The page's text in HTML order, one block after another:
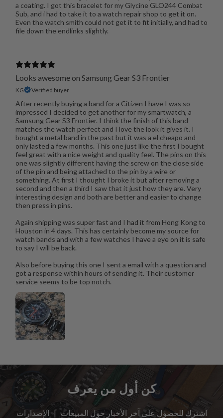
a coating. I got this bracelet for my Glycine GLO244 Combat
Sub, and i had to take it to a watch repair shop to get it on.
Even the watch smith could not get it to fit initially, and had to
file down the endlinks slightly.
Looks awesome on Samsung Gear S3 Frontier
KG Verified buyer
After recently buying a band for a Citizen I have I was so
impressed I decided to get another for my smartwatch, a
Samsung Gear S3 Frontier. I think the finish of this band
matches the watch perfect and I love the look it gives it. I
bought a metal band in the past but it was a el cheapo and
only lasted a few months. This one just like the first I bought
feel great with a nice weight and quality feel. The pins on this
one was slightly different having the screw on the close side
of the pin and being attached to the pin by a wire or
something. At first I thought I broke it but after removing a
second and then a third I saw that it just how they are. Very
interesting design and both are better and easier to change
then press in pins.
Again shipping was super fast and I had it from Hong Kong to
Houston in 4 days. This has certainly become my source for
watch bands and with a few watches I have a eye on it is safe
to say I will be back.
Also before buying this one I sent a email with a question and
got a response within hours of sending it. Their customer
service seems to be top notch.
كن أول من يعرف
اشترك للحصول على آخر الأخبار حول المبيعات | الإصدارات